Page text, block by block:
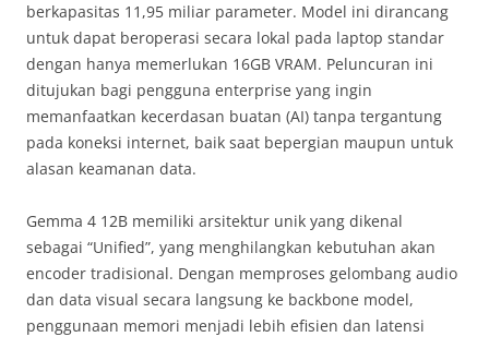
berkapasitas 11,95 miliar parameter. Model ini dirancang
untuk dapat beroperasi secara lokal pada laptop standar
dengan hanya memerlukan 16GB VRAM. Peluncuran ini
ditujukan bagi pengguna enterprise yang ingin
memanfaatkan kecerdasan buatan (AI) tanpa tergantung
pada koneksi internet, baik saat bepergian maupun untuk
alasan keamanan data.
Gemma 4 12B memiliki arsitektur unik yang dikenal
sebagai “Unified”, yang menghilangkan kebutuhan akan
encoder tradisional. Dengan memproses gelombang audio
dan data visual secara langsung ke backbone model,
penggunaan memori menjadi lebih efisien dan latensi